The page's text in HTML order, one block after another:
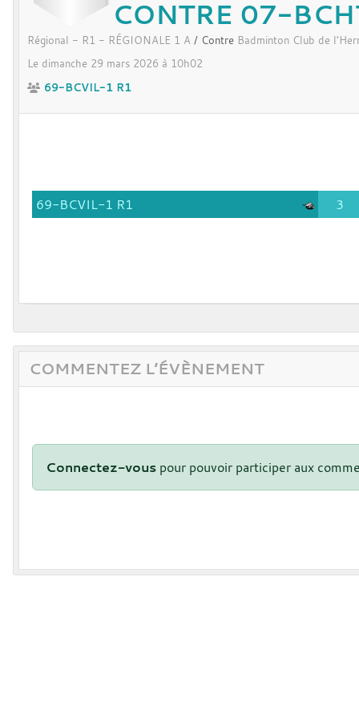
CONTRE 07-
Régional - R1 - RÉGIONALE 1 A / Contre Badminton Club de
Le dimanche 29 mars 2026 à 10h02
69-BCVIL-1 R1
69-BCVIL-1 R1 3
COMMENTEZ L’ÉVÈNEMENT
Connectez-vous pour pouvoir participer aux